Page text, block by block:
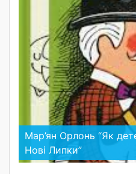
Мар’ян Орлонь “Як
Нові Липки”